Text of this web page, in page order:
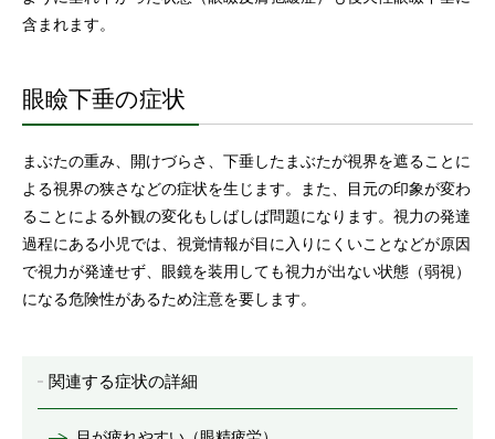
含まれます。
眼瞼下垂の症状
まぶたの重み、開けづらさ、下垂したまぶたが視界を遮ることに
よる視界の狭さなどの症状を生じます。また、目元の印象が変わ
ることによる外観の変化もしばしば問題になります。視力の発達
過程にある小児では、視覚情報が目に入りにくいことなどが原因
で視力が発達せず、眼鏡を装用しても視力が出ない状態（弱視）
になる危険性があるため注意を要します。
関連する症状の詳細